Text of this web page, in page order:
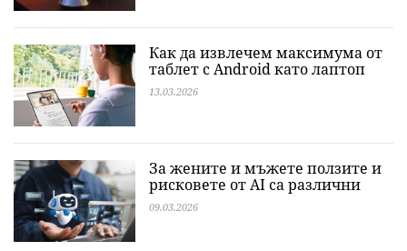
Как да извлечем максимума от
таблет с Android като лаптоп
13.03.2026
За жените и мъжете ползите и
рисковете от AI са различни
09.03.2026